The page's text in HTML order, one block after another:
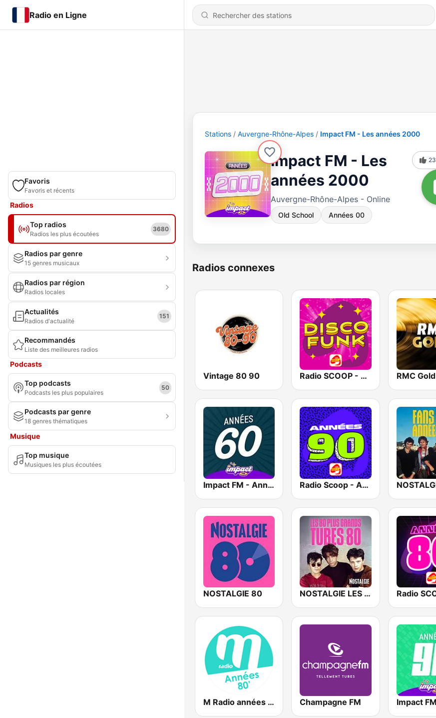
Radio en Ligne
Favoris
Favoris et récents
Radios
Top radios
Radios les plus écoutées
3680
Radios par genre
15 genres musicaux
Radios par région
Radios locales
Actualités
Radios d'actualité
151
Recommandés
Liste des meilleures radios
Podcasts
Top podcasts
Podcasts les plus populaires
50
Podcasts par genre
18 genres thématiques
Musique
Top musique
Musiques les plus écoutées
Stations Auvergne-Rhône-Alpes Impact FM - Les années 2000
Impact FM - Les
années 2000
Auvergne-Rhône-Alpes - Online
Old School Années 00
23
Radios connexes
Vintage 80 90 Radio SCOOP - Disco Funk RMC Gold
Impact FM - Années 60 Radio Scoop - Années 90
NOSTALGIE 80 NOSTALGIE LES 80 PLUS GRANDS TUBES 80
M Radio années 80 Champagne FM